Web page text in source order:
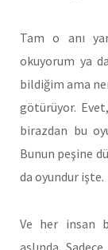
Tam o anı
okuyorum ya
bildiğim ama
götürüyor.
birazdan bu
Bunun peşine
da oyundur işte.
Ve her insan
aslında.